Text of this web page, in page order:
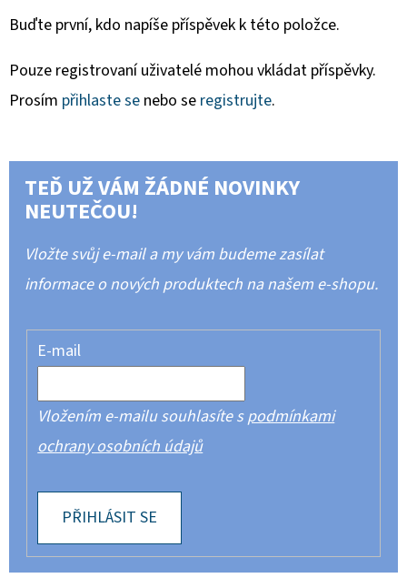
Buďte první, kdo napíše příspěvek k této položce.
Pouze registrovaní uživatelé mohou vkládat příspěvky.
Prosím přihlaste se nebo se registrujte.
TEĎ UŽ VÁM ŽÁDNÉ NOVINKY
NEUTEČOU!
Vložte svůj e-mail a my vám budeme zasílat
informace o nových produktech na našem e-shopu.
E-mail
Vložením e-mailu souhlasíte spodmínkami
ochrany osobních údajů
PŘIHLÁSIT SE